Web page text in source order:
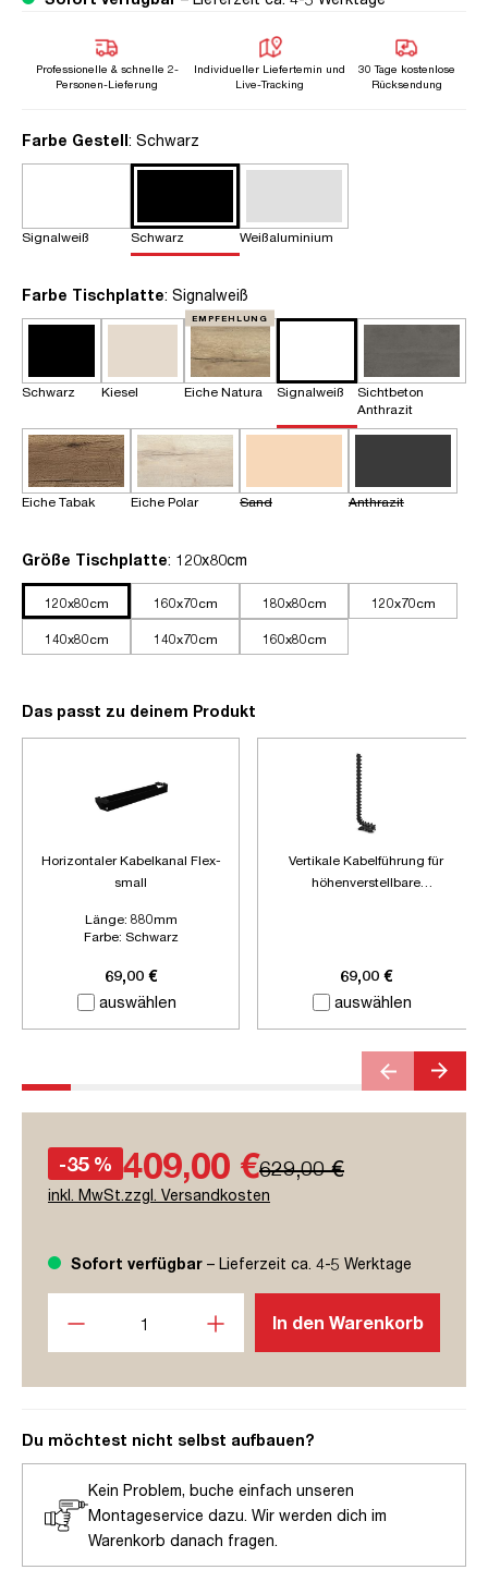
Professionelle & schnelle 2-
Personen-Lieferung
Individueller Liefertemin und
Live-Tracking
30 Tage kostenlose
Rücksendung
Farbe Gestellauswählen
: Schwarz
Signalweiß Schwarz Weißaluminium
Farbe Tischplatteauswählen
: Signalweiß
Schwarz Kiesel Eiche Natura
EMPFEHLUNG
Signalweiß
Sichtbeton
Anthrazit
Eiche Tabak Eiche Polar Sand Anthrazit
Größe Tischplatteauswählen
: 120x80cm
120x80cm 160x70cm 180x80cm 120x70cm
140x80cm 140x70cm 160x80cm
Das passt zu deinem Produkt
auswählen
Horizontaler Kabelkanal Flex-
small
Länge: 880mm
Farbe: Schwarz
69,00 €
auswählen
Vertikale Kabelführung für
höhenverstellbare
69,00 €
-35 % 409,00 €629,00 €
inkl. MwSt.zzgl. Versandkosten
Sofort verfügbar – Lieferzeit ca. 4-5 Werktage
In den Warenkorb
Du möchtest nicht selbst aufbauen?
Kein Problem, buche einfach unseren
Montageservice dazu. Wir werden dich im
Warenkorb danach fragen.